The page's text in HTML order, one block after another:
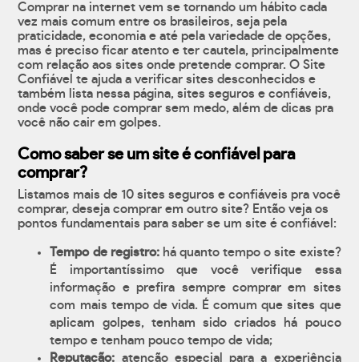
Comprar na internet vem se tornando um hábito cada
vez mais comum entre os brasileiros, seja pela
praticidade, economia e até pela variedade de opções,
mas é preciso ficar atento e ter cautela, principalmente
com relação aos sites onde pretende comprar. O Site
Confiável te ajuda a verificar sites desconhecidos e
também lista nessa página, sites seguros e confiáveis,
onde você pode comprar sem medo, além de dicas pra
você não cair em golpes.
Como saber se um site é confiável para
comprar?
Listamos mais de 10 sites seguros e confiáveis pra você
comprar, deseja comprar em outro site? Então veja os
pontos fundamentais para saber se um site é confiável:
Tempo de registro:há quanto tempo o site existe?
É importantíssimo que você verifique essa
informação e prefira sempre comprar em sites
com mais tempo de vida. É comum que sites que
aplicam golpes, tenham sido criados há pouco
tempo e tenham pouco tempo de vida;
Reputação: atenção especial para a experiência